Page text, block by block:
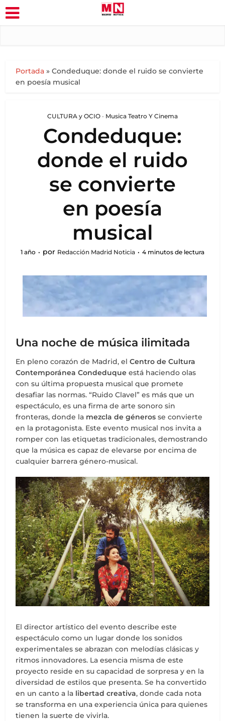
Portada »Condeduque: donde el ruido se convierte
en poesía musical
CULTURA y OCIO • Musica Teatro Y Cinema
Condeduque:
donde el ruido
se convierte
en poesía
musical
1 año por Redacción Madrid Noticia 4 minutos de lectura
Una noche de música ilimitada
En pleno corazón de Madrid, elCentro de Cultura
Contemporánea Condeduque está haciendo olas
con su última propuesta musical que promete
desafiar las normas. “Ruido Clavel” es más que un
espectáculo, es una firma de arte sonoro sin
fronteras, donde la mezcla de géneros se convierte
en la protagonista. Este evento musical nos invita a
romper con las etiquetas tradicionales, demostrando
que la música es capaz de elevarse por encima de
cualquier barrera género-musical.
El director artístico del evento describe este
espectáculo como un lugar donde los sonidos
experimentales se abrazan con melodías clásicas y
ritmos innovadores. La esencia misma de este
proyecto reside en su capacidad de sorpresa y en la
diversidad de estilos que presenta. Se ha convertido
en un canto a la libertad creativa, donde cada nota
se transforma en una experiencia única para quienes
tienen la suerte de vivirla.